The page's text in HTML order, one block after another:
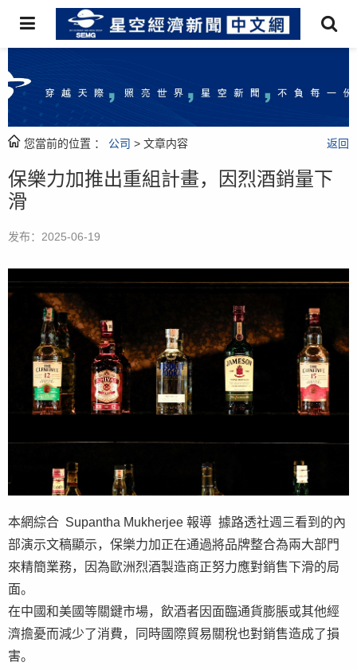
您當前的位置 ： 公司 > 文章内容 返回
保樂力加推出重組計畫，因烈酒銷量下
滑
发布：2025-06-19
本網綜合 Supantha Mukherjee 報導 據路透社週三看到的內
部演示文稿顯示，保樂力加正在通過將品牌整合為兩大部門
來精簡業務，因為歐洲烈酒製造商正努力應對銷售下滑的局
面。
在中國和美國等關鍵市場，飲酒者因面臨通貨膨脹或其他經
濟擔憂而減少了消費，同時國際貿易關稅也對銷售造成了損
害。